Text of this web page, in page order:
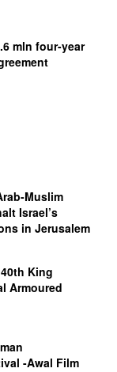
mln four-year
Muslim
Israel’s
in Jerusalem
King
Armoured
-Awal Film